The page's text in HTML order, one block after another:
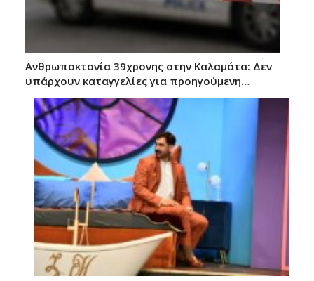
Ανθρωποκτονία 39χρονης στην Καλαμάτα: Δεν
υπάρχουν καταγγελίες για προηγούμενη…